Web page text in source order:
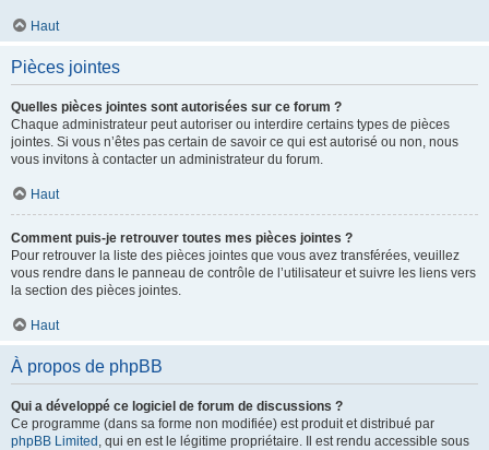
Haut
Pièces jointes
Quelles pièces jointes sont autorisées sur ce forum ?
Chaque administrateur peut autoriser ou interdire certains types de pièces
jointes. Si vous n’êtes pas certain de savoir ce qui est autorisé ou non, nous
vous invitons à contacter un administrateur du forum.
Haut
Comment puis-je retrouver toutes mes pièces jointes ?
Pour retrouver la liste des pièces jointes que vous avez transférées, veuillez
vous rendre dans le panneau de contrôle de l’utilisateur et suivre les liens vers
la section des pièces jointes.
Haut
À propos de phpBB
Qui a développé ce logiciel de forum de discussions ?
Ce programme (dans sa forme non modifiée) est produit et distribué par
phpBB Limited , qui en est le légitime propriétaire. Il est rendu accessible sous